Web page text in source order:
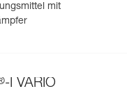
mit
-I VARIO